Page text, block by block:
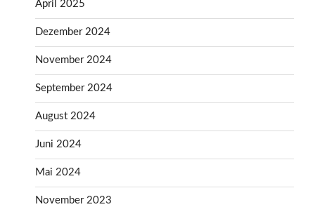
April 2025
Dezember 2024
November 2024
September 2024
August 2024
Juni 2024
Mai 2024
November 2023